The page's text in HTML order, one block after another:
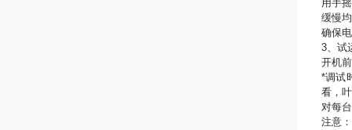
用手
缓慢
确保
3、试
开机
*调试
看，
对每
注意